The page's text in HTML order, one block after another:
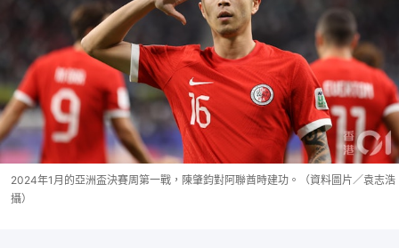
2024年1月的亞洲盃決賽周第一戰，陳肇鈞對阿聯酋時建功。（資料圖片／袁志浩
攝）